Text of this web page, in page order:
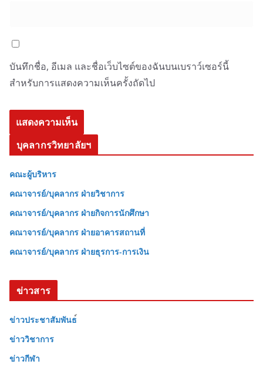
บันทึกชื่อ, อีเมล และชื่อเว็บไซต์ของฉันบนเบราว์เซอร์นี้
สำหรับการแสดงความเห็นครั้งถัดไป
บุคลากรวิทยาลัยฯ
คณะผู้บริหาร
คณาจารย์/บุคลากร ฝ่ายวิชาการ
คณาจารย์/บุคลากร ฝ่ายกิจการนักศึกษา
คณาจารย์/บุคลากร ฝ่ายอาคารสถานที่
คณาจารย์/บุคลากร ฝ่ายธุรการ-การเงิน
ข่าวสาร
ข่าวประชาสัมพันธ
ข่าววิชาการ
ข่าวกีฬา